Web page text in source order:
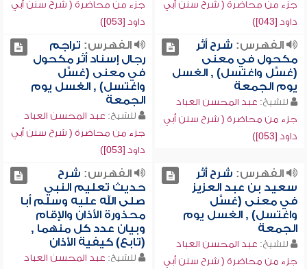
جزء من محاضرة ( شرح سنن أبي
داود [043])
جزء من محاضرة ( شرح سنن أبي
داود [053])
الفهرس: شرح أثر
مكحول في معنى
(غسَّل واغتسل) , الغسل
يوم الجمعة
للشيخ: عبد المحسن العباد
جزء من محاضرة ( شرح سنن أبي
داود [053])
الفهرس: تراجم
رجال إسناد أثر مكحول
في معنى (غسَّل
واغتسل) , الغسل يوم
الجمعة
للشيخ: عبد المحسن العباد
جزء من محاضرة ( شرح سنن أبي
داود [053])
الفهرس: شرح أثر
سعيد بن عبد العزيز
في معنى (غسَّل
واغتسل) , الغسل يوم
الجمعة
للشيخ: عبد المحسن العباد
جزء من محاضرة ( شرح سنن أبي
الفهرس: شرح
حديث تعليم النبي
صلى الله عليه وسلم أبا
محذورة الأذان والإقام
وبيان عدد كل منهما ,
(تابع) كيفية الأذان
للشيخ: عبد المحسن العباد